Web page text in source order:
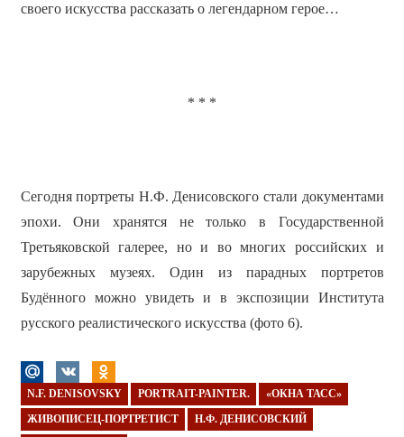
своего искусства рассказать о легендарном герое…
* * *
Сегодня портреты Н.Ф. Денисовского стали документами
эпохи. Они хранятся не только в Государственной
Третьяковской галерее, но и во многих российских и
зарубежных музеях. Один из парадных портретов
Будённого можно увидеть и в экспозиции Института
русского реалистического искусства (фото 6).
N.F. DENISOVSKY PORTRAIT-PAINTER. «ОКНА ТАСС»
ЖИВОПИСЕЦ-ПОРТРЕТИСТ Н.Ф. ДЕНИСОВСКИЙ